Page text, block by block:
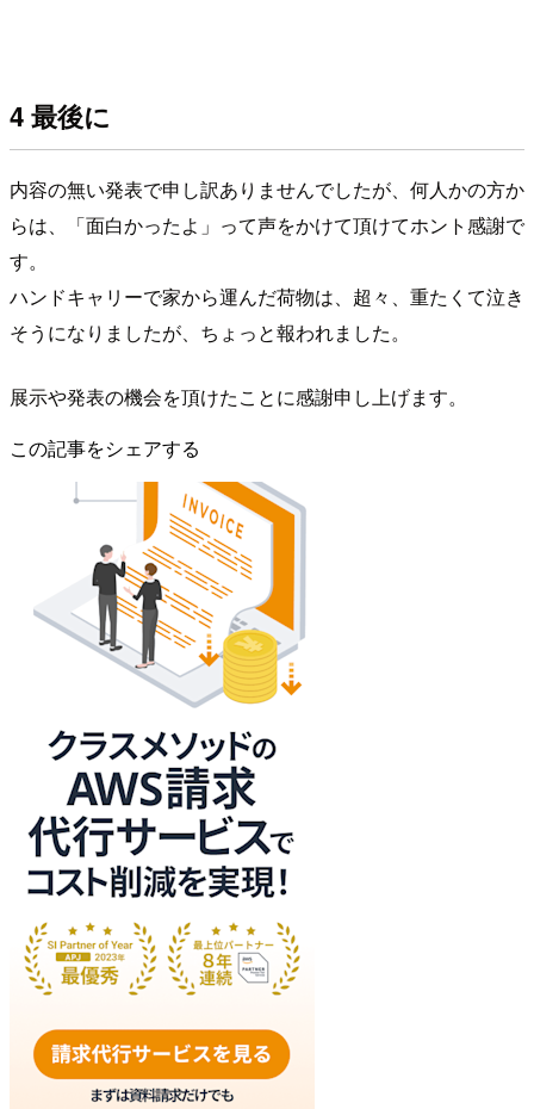
4 最後に
内容の無い発表で申し訳ありませんでしたが、何人かの方か
らは、「面白かったよ」って声をかけて頂けてホント感謝で
す。
ハンドキャリーで家から運んだ荷物は、超々、重たくて泣き
そうになりましたが、ちょっと報われました。
展示や発表の機会を頂けたことに感謝申し上げます。
この記事をシェアする